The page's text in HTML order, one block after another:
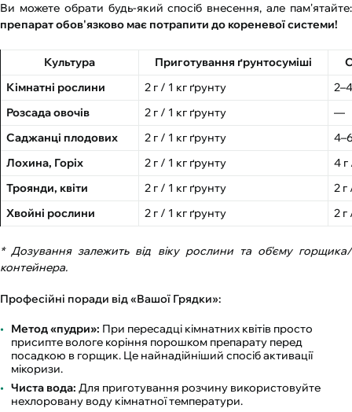
Ви можете обрати будь-який спосіб внесення, але пам'ятайте:
препарат обов'язково має потрапити до кореневої системи!
Культура Приготування ґрунтосуміші
Кімнатні рослини
2 г / 1 кг ґрунту
Розсада овочів
2 г / 1 кг ґрунту
—
Саджанці плодових
2 г / 1 кг ґрунту
Лохина, Горіх
2 г / 1 кг ґрунту
4
Троянди, квіти
2 г / 1 кг ґрунту
2
Хвойні рослини
2 г / 1 кг ґрунту 2
* Дозування залежить від віку рослини та об'єму горщика/
контейнера.
Професійні поради від «Вашої Грядки»:
Метод «пудри»: При пересадці кімнатних квітів просто
присипте вологе коріння порошком препарату перед
посадкою в горщик. Це найнадійніший спосіб активації
мікоризи.
Чиста вода: Для приготування розчину використовуйте
нехлоровану воду кімнатної температури.